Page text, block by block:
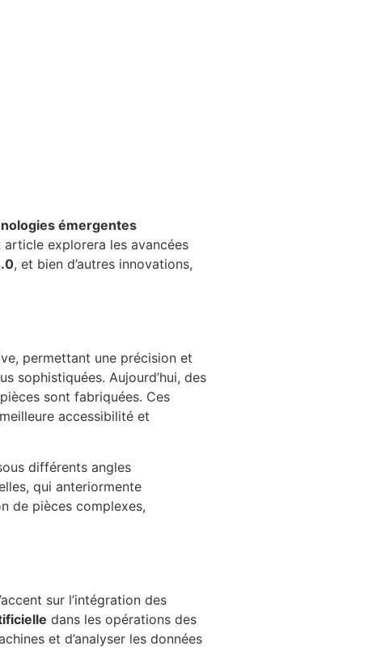
émergentes
explorera les avancées
, et bien d’autres innovations,
permettant une précision et
sophistiquées. Aujourd’hui, des
sont fabriquées. Ces
accessibilité et
différents angles
qui anteriormente
de pièces complexes,
sur l’intégration des
dans les opérations des
et d’analyser les données